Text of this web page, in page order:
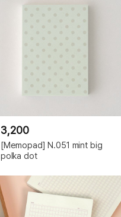
3,200
[Memopad] N.051 mint big
polka dot